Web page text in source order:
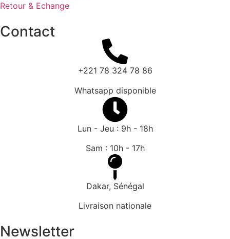
Retour & Echange
Contact
+221 78 324 78 86
Whatsapp disponible
Lun - Jeu : 9h - 18h
Sam : 10h - 17h
Dakar, Sénégal
Livraison nationale
Newsletter